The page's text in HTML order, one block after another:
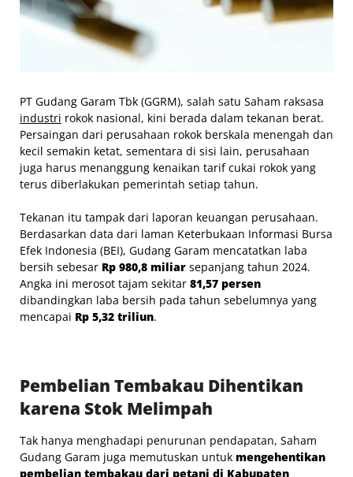
PT Gudang Garam Tbk (GGRM), salah satu Saham raksasa
industri rokok nasional, kini berada dalam tekanan berat.
Persaingan dari perusahaan rokok berskala menengah dan
kecil semakin ketat, sementara di sisi lain, perusahaan
juga harus menanggung kenaikan tarif cukai rokok yang
terus diberlakukan pemerintah setiap tahun.
Tekanan itu tampak dari laporan keuangan perusahaan.
Berdasarkan data dari laman Keterbukaan Informasi Bursa
Efek Indonesia (BEI), Gudang Garam mencatatkan laba
bersih sebesar Rp 980,8 miliar sepanjang tahun 2024.
Angka ini merosot tajam sekitar 81,57 persen
dibandingkan laba bersih pada tahun sebelumnya yang
mencapai Rp 5,32 triliun.
Pembelian Tembakau Dihentikan
karena Stok Melimpah
Tak hanya menghadapi penurunan pendapatan, Saham
Gudang Garam juga memutuskan untuk mengehentikan
pembelian tembakau dari petani di Kabupaten